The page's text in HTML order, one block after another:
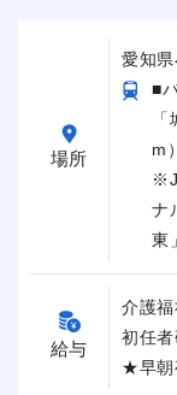
場所
愛知
■
m）
ナ
東
給与
介護
初任
★早朝